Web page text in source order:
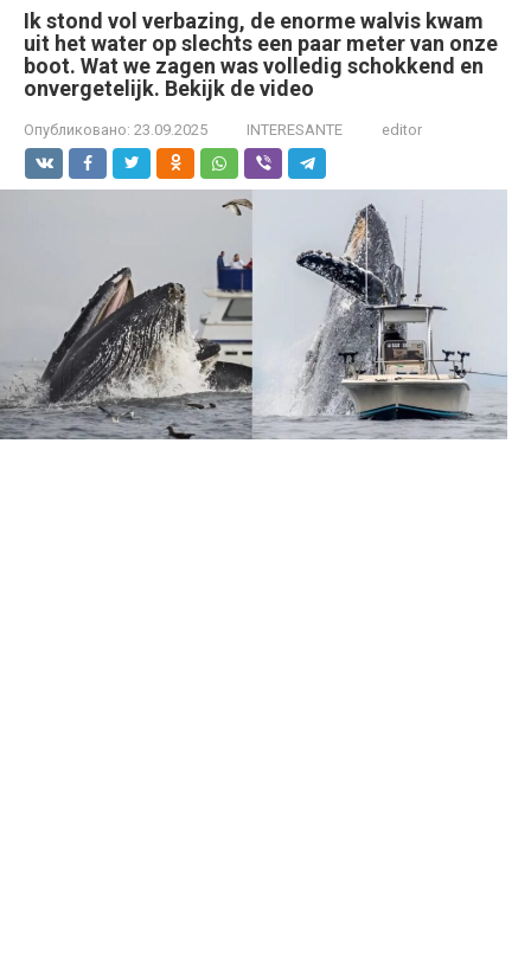
Ik stond vol verbazing, de enorme walvis kwam
uit het water op slechts een paar meter van onze
boot. Wat we zagen was volledig schokkend en
onvergetelijk. Bekijk de video
Опубликовано: 23.09.2025 INTERESANTE editor